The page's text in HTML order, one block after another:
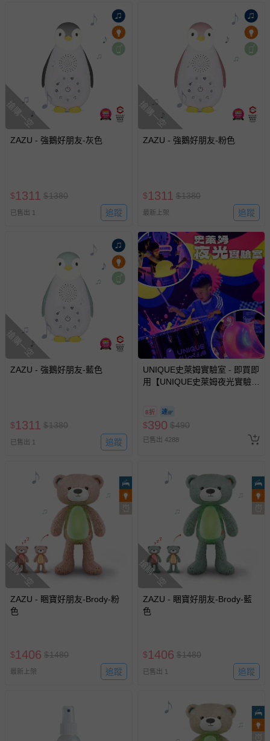
並點選『我要退貨』即可進行申請。若有相關退貨問題，請
至媽咪愛LINE@客服ID: @mamilove
我們將依序為您處理
與服務，謝謝。
針對滿件折/滿額贈…等活動，如因部份退貨，而該訂單保
留商品未達活動門檻，將以原價計算，活動贈品亦需一併退
回。
部分商品依據消費者保護法的規定，不適用七天鑑賞期/猶
豫期範圍：
客製化商品（例如客製生日書、姓名貼等）。
報紙、期刊或雜誌（惟書籍如經拆封、使用，則酌收整
經消費者拆封之影音商品或電腦軟體（例如 DVD、CD
等）。
非以有形媒介提供之數位內容或一經提供即為完成之線
上服務，經消費者事先同意始提供（例如線上課程、遊
戲或活動點數等）。
已拆封之以下類型商品：
-個人衛生用品（例如尿布、貼身衣物、泳裝、襪子、地
墊、寢具類等）。
-新生兒親膚衣物（嬰幼兒包巾與背巾、包屁衣、學習
褲、紗布衣等）。
-接觸性孕哺產品（奶嘴、奶瓶、擠乳器、哺乳衣、托腹
-其他原廠盒裝商品封口處已貼上「不可拆封」，或具警
示字句等說明貼紙、封條者。
國際航空、客運、訂房等服務。
相關的退換貨辦理流程，可詳見： 退換貨 & 退款問題
其他常見問題：
運送服務：目前提供的運送僅限台灣本島。如您位於離島地
區，可能會無法配送，或須依據商品需加收離島運費。廠商
亦保留出貨與否的權利。離島、偏遠地區、樓層親送等加價
費用，可能會另需加收。
商品實際的配達日期，可於訂單個人資料內的查詢訂單內，
已出貨通知之訊息為主。
如您收到商品，請依正常流程檢查是否完好，若商品遇瑕疵
式、折價券與購物金的使用、退貨及商品運送方式等有疑
問，你可詳見：
媽咪愛客服中心。
商品如因「價格、組合」等錯誤原因，導致無法安排出貨，
會主動以簡訊及mail通知訂單取消事宜，並將提供適當補
搶購一空
ZAZU - 強鵝好朋友-灰色
$1311 $1380
已售出 1 追蹤
搶購一空
ZAZU - 強鵝好朋友-粉色
$1311 $1380
最新上架 追蹤
搶購一空
ZAZU - 強鵝好朋友-藍色
$1311 $1380
已售出 1 追蹤
UNIQUE史萊姆實驗室 - 即買即
用【UNIQUE史萊姆夜光實驗室
8/30 (電子票券，於展期現場憑
訂單編號兌換，逾期作廢) (大
人小孩均一價(3歲以上需購票))
8折
$390 $490
已售出 4288
搶購一空
ZAZU - 睏寶好朋友-Brody-粉
色
$1406 $1480
最新上架 追蹤
搶購一空
ZAZU - 睏寶好朋友-Brody-藍
色
$1406 $1480
已售出 1 追蹤